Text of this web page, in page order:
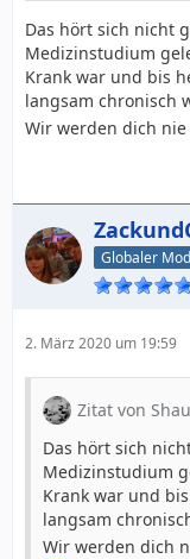
Das hört sich nicht
Medizinstudium
Krank war und bis
langsam chronisch
Wir werden dich nie
Globaler
2. März 2020 um 19:59
Zitat von
Das hört sich
Medizinstudium
Krank war und
langsam
Wir werden dich